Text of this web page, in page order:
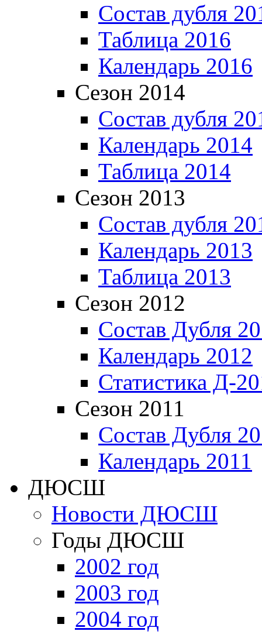
Состав дубля
Таблица 2016
Календарь 2016
Сезон 2014
Состав дубля
Календарь 2014
Таблица 2014
Сезон 2013
Состав дубля
Календарь 2013
Таблица 2013
Сезон 2012
Состав Дубля
Календарь 2012
Статистика Д-
Сезон 2011
Состав Дубля
Календарь 2011
ДЮСШ
Новости ДЮСШ
Годы ДЮСШ
2002 год
2003 год
2004 год